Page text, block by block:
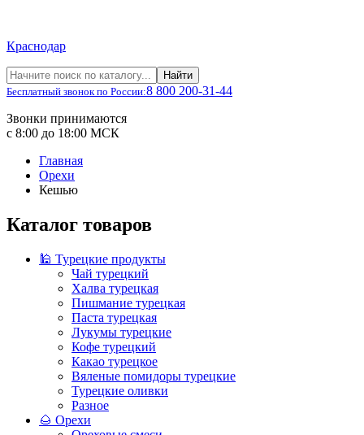
Краснодар
Найти
Бесплатный звонок по России:8 800 200-31-44
Звонки принимаются
с 8:00 до 18:00 МСК
Главная
Орехи
Кешью
Каталог товаров
🕌 Турецкие продукты
Чай турецкий
Халва турецкая
Пишмание турецкая
Паста турецкая
Лукумы турецкие
Кофе турецкий
Какао турецкое
Вяленые помидоры турецкие
Турецкие оливки
Разное
🌰 Орехи